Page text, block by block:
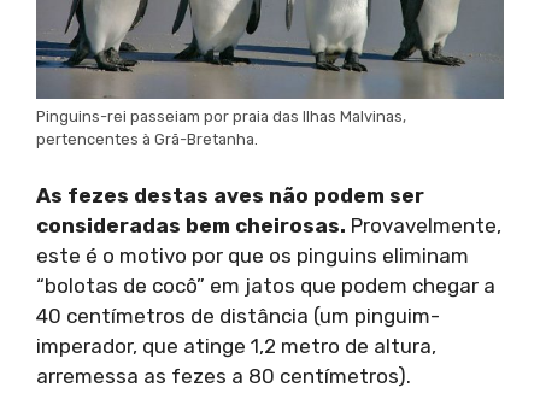
Pinguins-rei passeiam por praia das Ilhas Malvinas,
pertencentes à Grã-Bretanha.
As fezes destas aves não podem ser
consideradas bem cheirosas. Provavelmente,
este é o motivo por que os pinguins eliminam
“bolotas de cocô” em jatos que podem chegar a
40 centímetros de distância (um pinguim-
imperador, que atinge 1,2 metro de altura,
arremessa as fezes a 80 centímetros).